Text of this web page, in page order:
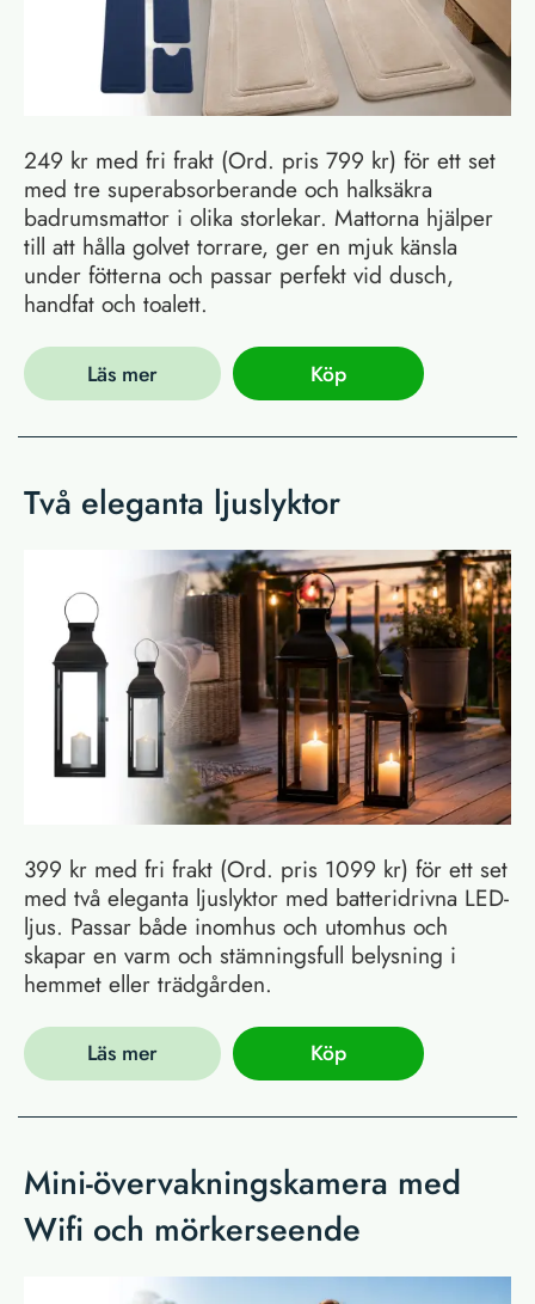
249 kr med fri frakt (Ord. pris 799 kr) för ett set
med tre superabsorberande och halksäkra
badrumsmattor i olika storlekar. Mattorna hjälper
till att hålla golvet torrare, ger en mjuk känsla
under fötterna och passar perfekt vid dusch,
handfat och toalett.
Läs mer Köp
Två eleganta ljuslyktor
399 kr med fri frakt (Ord. pris 1099 kr) för ett set
med två eleganta ljuslyktor med batteridrivna LED-
ljus. Passar både inomhus och utomhus och
skapar en varm och stämningsfull belysning i
hemmet eller trädgården.
Läs mer Köp
Mini-övervakningskamera med
Wifi och mörkerseende